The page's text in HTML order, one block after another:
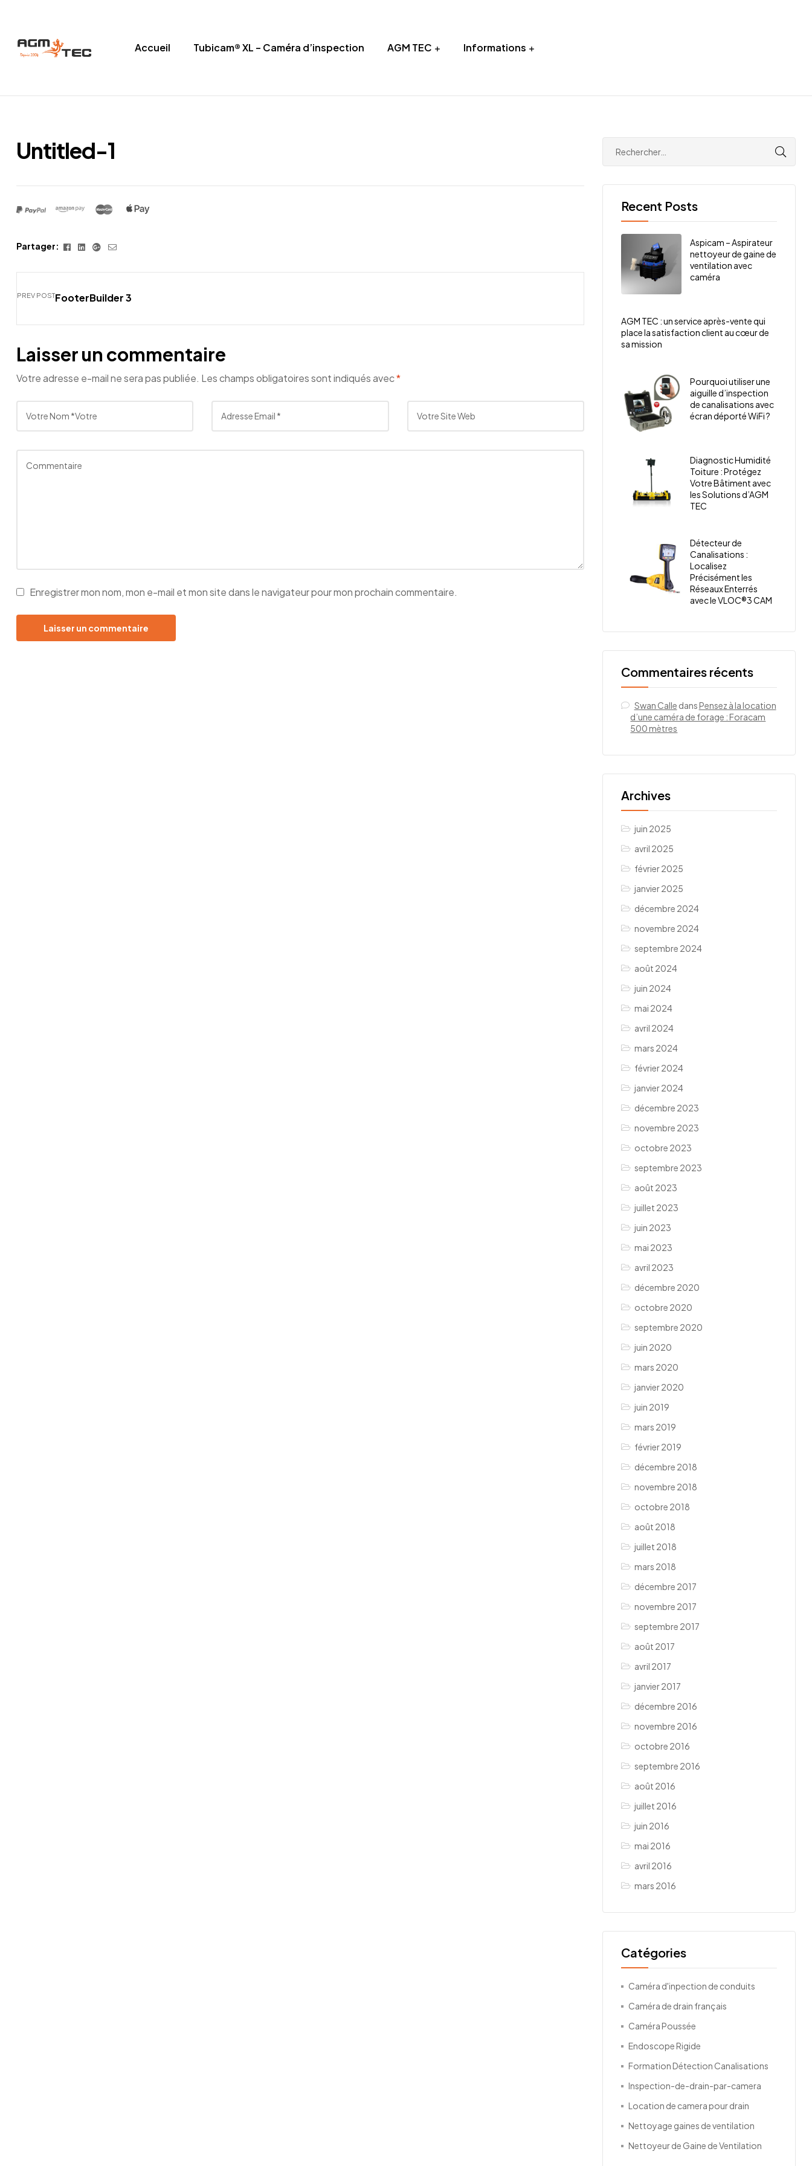
XL
Caméra
d'inspection
Ø50
mm
canalisation
Accueil Tubicam® XL – Caméra d’inspection AGM TEC Informations
Untitled-1
Partager: Facebook
LinkedinGoogle+
E-
PREV POSTFooterBuilder 3
Laisser un commentaire
Votre adresse e-mail ne sera pas publiée. Les champs obligatoires sont indiqués avec*
Enregistrer mon nom, mon e-mail et mon site dans le navigateur pour mon prochain commentaire.
Recent Posts
Aspicam – Aspirateur
nettoyeur de gaine de
ventilation avec
caméra
AGM TEC : un service après-vente qui
place la satisfaction client au cœur de
sa mission
Pourquoi utiliser une
aiguille d’inspection
de canalisations avec
écran déporté WiFi ?
Diagnostic Humidité
Toiture : Protégez
Votre Bâtiment avec
les Solutions d’AGM
TEC
Détecteur de
Canalisations :
Localisez
Précisément les
Réseaux Enterrés
avec le VLOC®3 CAM
Commentaires récents
Swan Calle dansPensez à la location
d’une caméra de forage : Foracam
500 mètres
Archives
juin 2025
avril 2025
février 2025
janvier 2025
décembre 2024
novembre 2024
septembre 2024
août 2024
juin 2024
mai 2024
avril 2024
mars 2024
février 2024
janvier 2024
décembre 2023
novembre 2023
octobre 2023
septembre 2023
août 2023
juillet 2023
juin 2023
mai 2023
avril 2023
décembre 2020
octobre 2020
septembre 2020
juin 2020
mars 2020
janvier 2020
juin 2019
mars 2019
février 2019
décembre 2018
novembre 2018
octobre 2018
août 2018
juillet 2018
mars 2018
décembre 2017
novembre 2017
septembre 2017
août 2017
avril 2017
janvier 2017
décembre 2016
novembre 2016
octobre 2016
septembre 2016
août 2016
juillet 2016
juin 2016
mai 2016
avril 2016
mars 2016
Catégories
Caméra d'inpection de conduits
Caméra de drain français
Caméra Poussée
Endoscope Rigide
Formation Détection Canalisations
Inspection-de-drain-par-camera
Location de camera pour drain
Nettoyage gaines de ventilation
Nettoyeur de Gaine de Ventilation